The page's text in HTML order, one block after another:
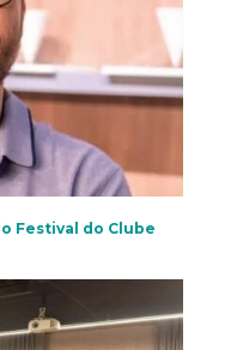
Festival do Clube